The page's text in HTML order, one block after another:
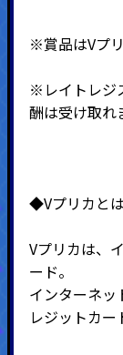
※賞品はVプリ
※レイトレジ
酬は受け取
◆Vプリカと
Vプリカは、
ード。
インターネッ
レジットカー